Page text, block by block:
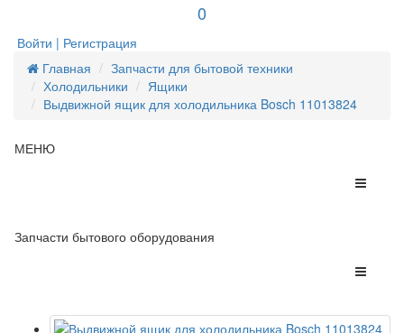
0
Войти | Регистрация
Главная
Запчасти для бытовой техники
Холодильники
Ящики
Выдвижной ящик для холодильника Bosch 11013824
МЕНЮ
Запчасти бытового оборудования